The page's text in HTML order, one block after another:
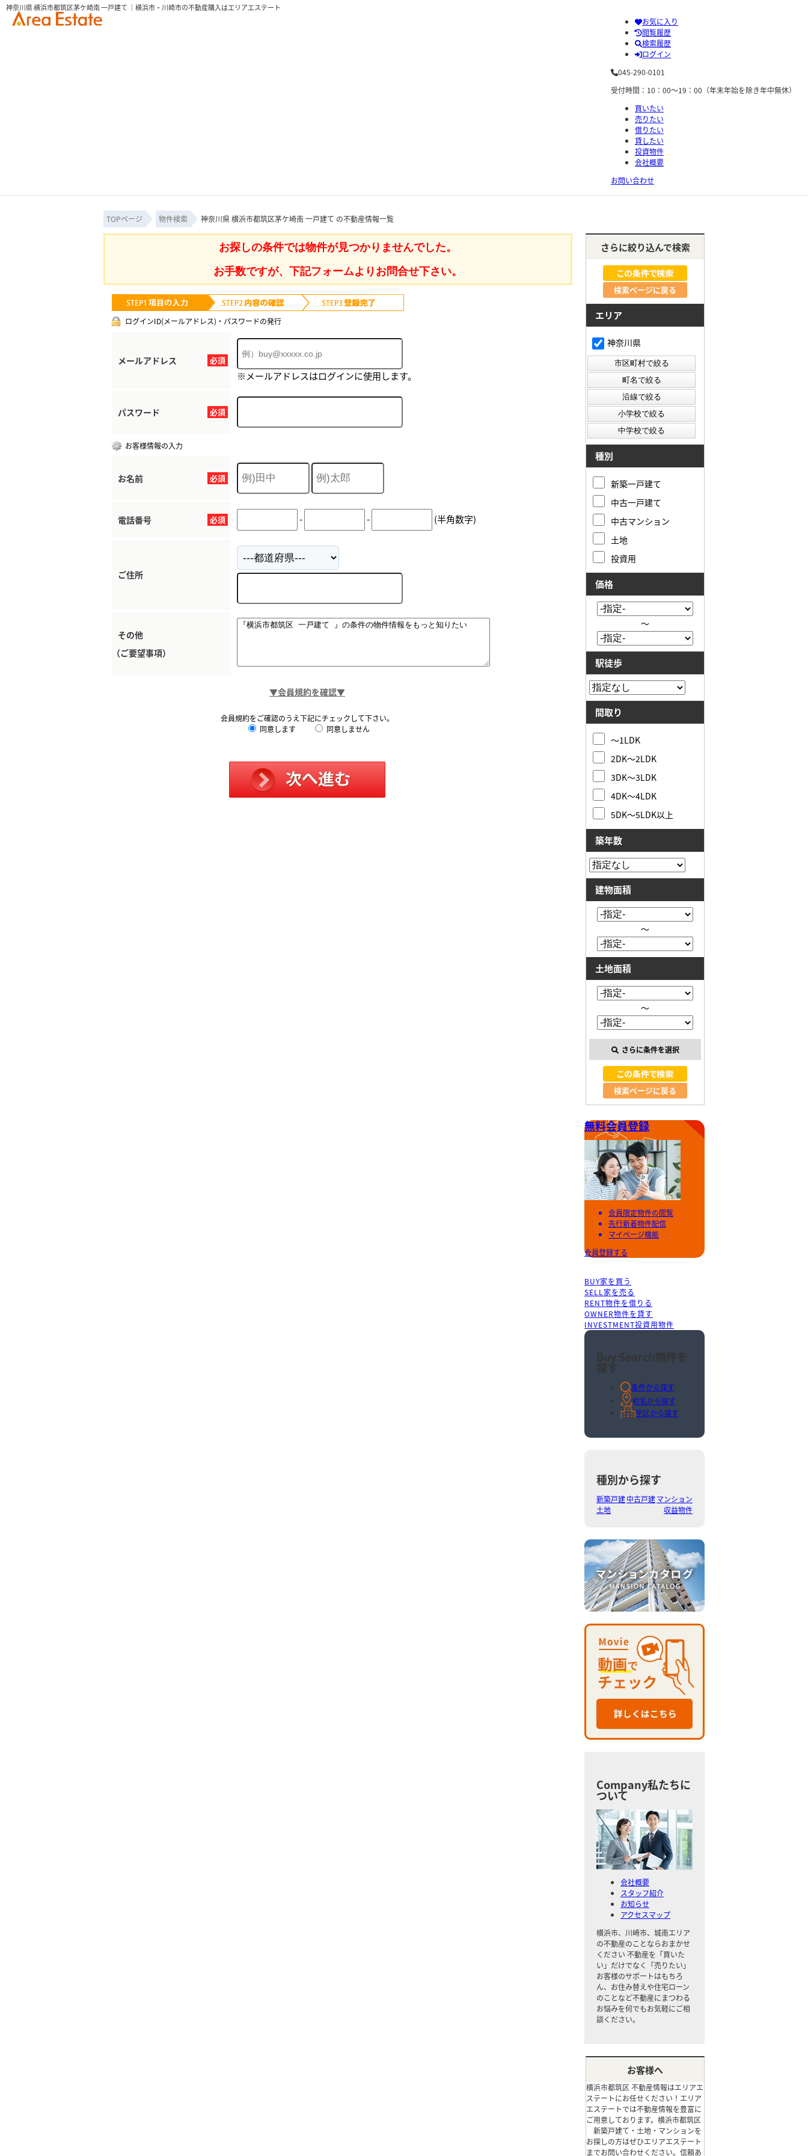
神奈川県 横浜市都筑区茅ケ崎南 一戸建て ｜横浜市・川崎市の不動産購入はエリアエステート
お気に入り
閲覧履歴
検索履歴
ログイン
045-290-0101
受付時間：10：00～19：00（年末年始を除き年中無休）
買いたい
売りたい
借りたい
貸したい
投資物件
会社概要
お問い合わせ
TOPページ 物件検索 神奈川県 横浜市都筑区茅ケ崎南 一戸建て の不動産情報一覧
お探しの条件では物件が見つかりませんでした。
お手数ですが、下記フォームよりお問合せ下さい。
ログインID(メールアドレス)・パスワードの発行
必須
メールアドレス
※メールアドレスはログインに使用します。
必須
パスワード
お客様情報の入力
必須
お名前
必須
電話番号 - - (半角数字)
ご住所
その他
（ご要望事項）
▼会員規約を確認▼
会員規約をご確認のうえ下記にチェックして下さい。
同意します
同意しません
さらに絞り込んで検索
検索ページに戻る
エリア
神奈川県
種別
新築一戸建て
中古一戸建て
中古マンション
土地
投資用
価格
～
駅徒歩
間取り
～1LDK
2DK～2LDK
3DK～3LDK
4DK～4LDK
5DK～5LDK以上
築年数
建物面積
～
土地面積
～
さらに条件を選択
検索ページに戻る
無料会員登録
会員限定物件の閲覧
先行新着物件配信
マイページ機能
会員登録する
BUY家を買う
SELL 家を売る
RENT物件を借りる
OWNER物件を貸す
INVESTMENT投資用物件
Buy Search物件を
探す
条件から探す
町名から探す
学区から探す
種別から探す
新築戸建中古戸建マンション
土地
収益物件
Company私たちに
ついて
会社概要
スタッフ紹介
お知らせ
アクセスマップ
横浜市、川崎市、城南エリア
の不動産のことならおまかせ
ください 不動産を「買いた
い」だけでなく「売りたい」
お客様のサポートはもちろ
ん、お住み替えや住宅ローン
のことなど不動産にまつわる
お悩みを何でもお気軽にご相
談ください。
お客様へ
横浜市都筑区 不動産情報はエリアエ
ステートにお任せください！エリア
エステートでは不動産情報を豊富に
ご用意しております。横浜市都筑区
新築戸建て・土地・マンションを
お探しの方はぜひエリアエステート
までお問い合わせください。信頼あ